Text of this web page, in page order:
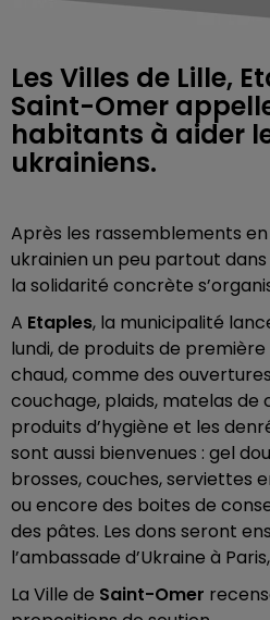
Les Villes de Lille,
Saint-Omer
habitants à aider
ukrainiens.
Après les rassemblements
ukrainien un peu partout
la solidarité concrète
A Etaples, la municipalité
lundi, de produits de
chaud, comme des
couchage, plaids, matelas de
produits d’hygiène et les
sont aussi bienvenues : gel
brosses, couches, serviettes
ou encore des boites de
des pâtes. Les dons seront
l’ambassade d’Ukraine à
La Ville de Saint-Omer